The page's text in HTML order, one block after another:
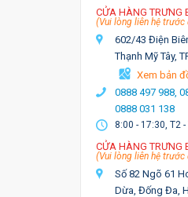
CỬA HÀNG TRƯNG
(Vui lòng liên hệ
602/43 Điện
Thạnh Mỹ Tây,
Xem bản
0888 497 988,
0888 031 138
8:00 - 17:30, T2 -
CỬA HÀNG TRƯNG
(Vui lòng liên hệ
Số 82 Ngõ 61
Dừa, Đống Đa,